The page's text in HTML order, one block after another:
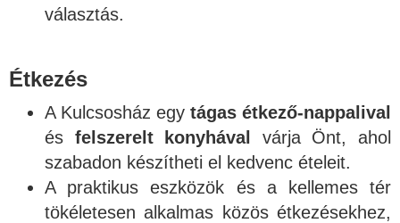
választás.
Étkezés
A Kulcsosház egy tágas étkező-nappalival
és felszerelt konyhával
várja Önt, ahol
szabadon készítheti el kedvenc ételeit.
A praktikus eszközök és a kellemes tér
tökéletesen alkalmas közös étkezésekhez,